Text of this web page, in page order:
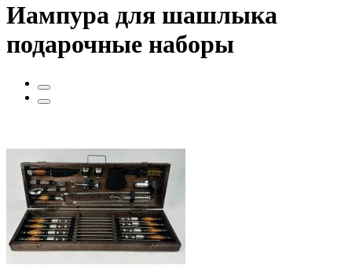
Иампура для шашлыка
подарочные наборы